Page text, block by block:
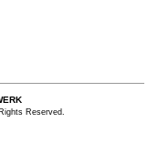
Reserved.